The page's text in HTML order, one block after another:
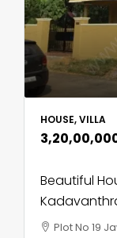
HOUSE, VILLA
Beautiful
Plot No 19